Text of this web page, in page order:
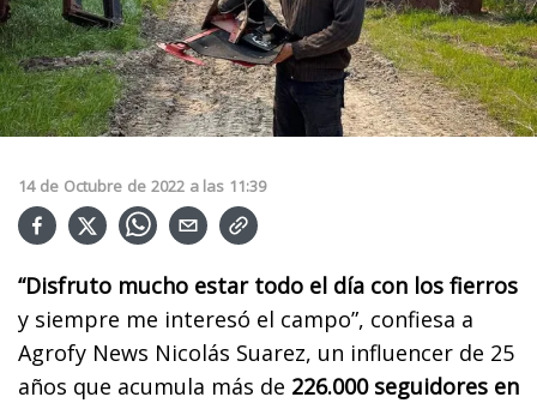
14 de Octubre de 2022 a las 11:39
“Disfruto mucho estar todo el día con los fierros
y siempre me interesó el campo”, confiesa a
Agrofy News Nicolás Suarez, un influencer de 25
años que acumula más de 226.000 seguidores en